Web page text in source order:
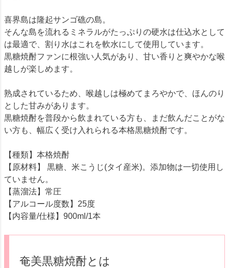
喜界島は隆起サンゴ礁の島。
そんな島を流れるミネラルがたっぷりの硬水は仕込水として
は最適で、割り水はこれを軟水にして使用しています。
黒糖焼酎ファンに根強い人気があり、甘い香りと爽やかな喉
越しが楽しめます。
熟成されているため、喉越しは極めてまろやかで、ほんのり
とした甘みがあります。
黒糖焼酎を普段から飲まれている方も、まだ飲んだことがな
い方も、幅広く受け入れられる本格黒糖焼酎です。
【種類】本格焼酎
【原材料】 黒糖、米こうじ(タイ産米)。添加物は一切使用し
ていません。
【蒸溜法】常圧
【アルコール度数】25度
【内容量/仕様】900ml/1本
奄美黒糖焼酎とは